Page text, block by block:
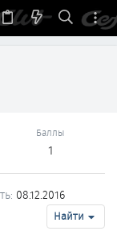
Баллы
1
08.12.2016
Найти